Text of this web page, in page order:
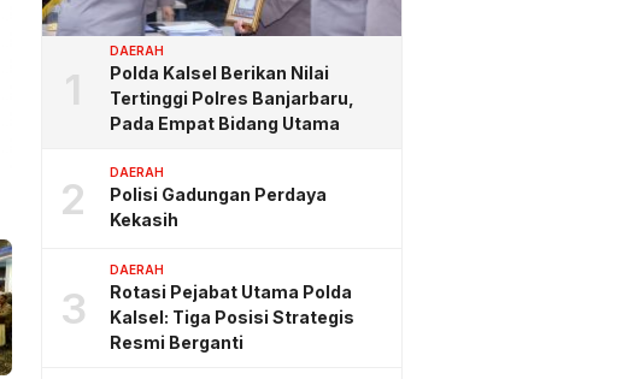
1
DAERAH
Polda Kalsel Berikan Nilai
Tertinggi Polres Banjarbaru,
Pada Empat Bidang Utama
2
DAERAH
Polisi Gadungan Perdaya
Kekasih
3
DAERAH
Rotasi Pejabat Utama Polda
Kalsel: Tiga Posisi Strategis
Resmi Berganti